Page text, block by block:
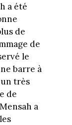
a été
de
de
le
barre à
très
de
a